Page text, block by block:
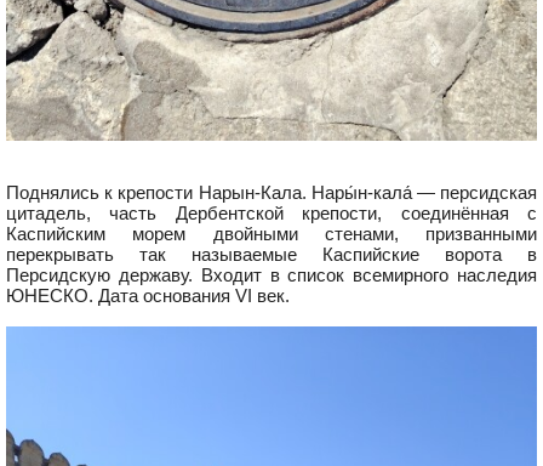
Поднялись к крепости Нарын-Кала. Нары́н-кала́ — персидская
цитадель, часть Дербентской крепости, соединённая с
Каспийским морем двойными стенами, призванными
перекрывать так называемые Каспийские ворота в
Персидскую державу. Входит в список всемирного наследия
ЮНЕСКО. Дата основания VI век.